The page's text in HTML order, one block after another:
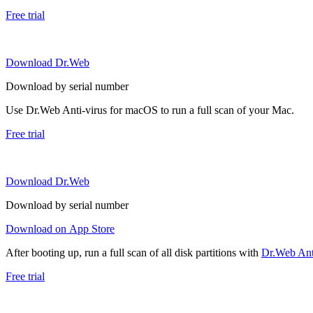
Free trial
Download Dr.Web
Download by serial number
Use Dr.Web Anti-virus for macOS to run a full scan of your Mac.
Free trial
Download Dr.Web
Download by serial number
Download on App Store
After booting up, run a full scan of all disk partitions with Dr.Web
Free trial